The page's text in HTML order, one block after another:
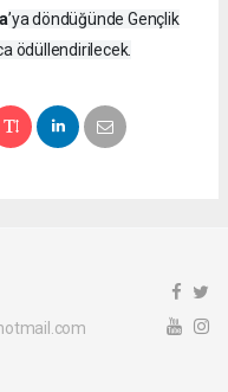
’ya döndüğünde Gençlik
ödüllendirilecek.